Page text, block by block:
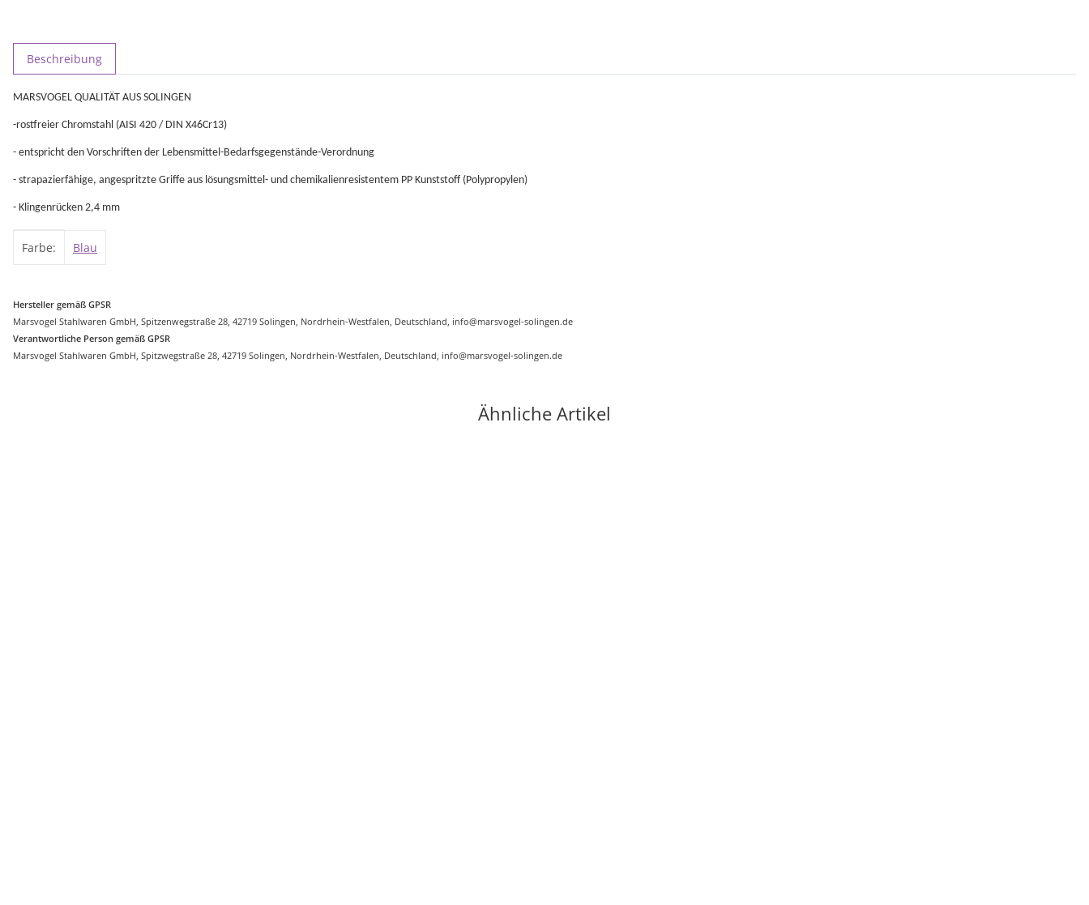
weitere Registerkarten anzeigen
Beschreibung
MARSVOGEL QUALITÄT AUS SOLINGEN
-rostfreier Chromstahl (AISI 420 / DIN X46Cr13)
- entspricht den Vorschriften der Lebensmittel-Bedarfsgegenstände-Verordnung
- strapazierfähige, angespritzte Griffe aus lösungsmittel- und chemikalienresistentem PP Kunststoff (Polypropylen)
- Klingenrücken 2,4 mm
Farbe: Blau
Hersteller gemäß GPSR
Marsvogel Stahlwaren GmbH, Spitzenwegstraße 28, 42719 Solingen, Nordrhein-Westfalen, Deutschland, info@marsvogel-solingen.de
Verantwortliche Person gemäß GPSR
Marsvogel Stahlwaren GmbH, Spitzwegstraße 28, 42719 Solingen, Nordrhein-Westfalen, Deutschland, info@marsvogel-solingen.de
Ähnliche Artikel